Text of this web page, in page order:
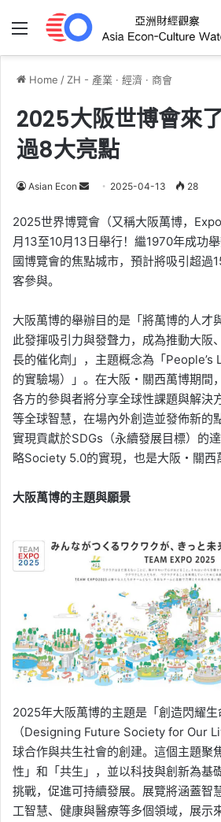
Menu
Home / ZH - 產業 · 經濟 · 商會
2025大阪世博會來
過8大亮點
Asian Econ
Send
email
2025-04-13 28
2025世界博覽會（又稱大阪萬博，
月13至10月13日舉行！繼1970年成功
國博覽會的焦點城市，預計將吸引超過
客參與。
大阪萬博的舉辦目的是「將萬博的人才
此發揮吸引力與發聲力，成為推動大阪
長的催化劑」，主題概念為「People’s
的實驗場）」。在大阪・關西萬博期間
各方的參與者將分享全球性課題與解決
等全球智慧，在場內外創造並發佈新的
實現貢獻於SDGs（永續發展目標）的
略Society 5.0的實現，也是大阪・關西
大阪萬博的主題與願景
2025年大阪萬博的主題是「創造閃耀
（Designing Future Society for Our
球合作與共生社會的創建。這個主題聚
性」和「共生」，並以科技與創新為基
挑戰，促進可持續發展。展覽將涵蓋智
工智慧、健康與醫療等多個領域，展示